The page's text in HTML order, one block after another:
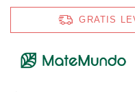
GRATIS